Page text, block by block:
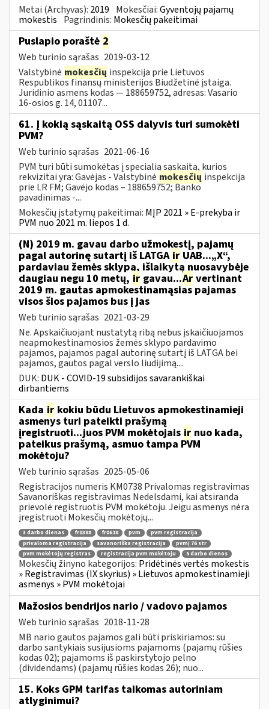
Metai (Archyvas): 2019 Mokesčiai:Gyventojų pajamų
mokestis Pagrindinis: Mokesčių pakeitimai
Puslapio poraštė 2
Web turinio sąrašas 2019-03-12
Valstybinė mokesčių inspekcija prie Lietuvos
Respublikos finansų ministerijos Biudžetinė įstaiga.
Juridinio asmens kodas — 188659752, adresas: Vasario
16-osios g. 14, 01107...
61. Į kokią sąskaitą OSS dalyvis turi sumokėti
PVM?
Web turinio sąrašas 2021-06-16
PVM turi būti sumokėtas į specialią sąskaitą, kurios
rekvizitai yra: Gavėjas - Valstybinė mokesčių inspekcija
prie LR FM; Gavėjo kodas – 188659752; Banko
pavadinimas -...
Mokesčių įstatymų pakeitimai: MĮP 2021 » E-prekyba ir
PVM nuo 2021 m. liepos 1 d.
(N) 2019 m. gavau darbo užmokestį, pajamų
pagal autorinę sutartį iš LATGA ir UAB...„X“,
pardaviau žemės sklypą, išlaikytą nuosavybėje
daugiau negu 10 metų, ir gavau...Ar vertinant
2019 m. gautas apmokestinamąsias pajamas
visos šios pajamos bus į jas
Web turinio sąrašas 2021-03-29
Ne. Apskaičiuojant nustatytą ribą nebus įskaičiuojamos
neapmokestinamosios žemės sklypo pardavimo
pajamos, pajamos pagal autorinę sutartį iš LATGA bei
pajamos, gautos pagal verslo liudijimą....
DUK: DUK - COVID-19 subsidijos savarankiškai
dirbantiems
Kada ir kokiu būdu Lietuvos apmokestinamieji
asmenys turi pateikti prašymą
įregistruoti...juos PVM mokėtojais ir nuo kada,
pateikus prašymą, asmuo tampa PVM
mokėtoju?
Web turinio sąrašas 2025-05-06
Registracijos numeris KM0738 Privalomas registravimas
Savanoriškas registravimas Nedelsdami, kai atsiranda
prievolė registruotis PVM mokėtoju. Jeigu asmenys nėra
įregistruoti Mokesčių mokėtojų...
3 darbo dienas fr0388 fr0618 pvm
pvm registracija
privaloma registracija
savanoriška registracija
pvmį 76 str
pvm mokėtojų registras
registracija pvm mokėtoju 5 darbo dienos
Mokesčių žinyno kategorijos: Pridėtinės vertės mokestis
» Registravimas (IX skyrius) » Lietuvos apmokestinamieji
asmenys » PVM mokėtojai
Mažosios bendrijos nario / vadovo pajamos
Web turinio sąrašas 2018-11-28
MB nario gautos pajamos gali būti priskiriamos: su
darbo santykiais susijusioms pajamoms (pajamų rūšies
kodas 02); pajamoms iš paskirstytojo pelno
(dividendams) (pajamų rūšies kodas 26); nuo...
15. Koks GPM tarifas taikomas autoriniam
atlyginimui?